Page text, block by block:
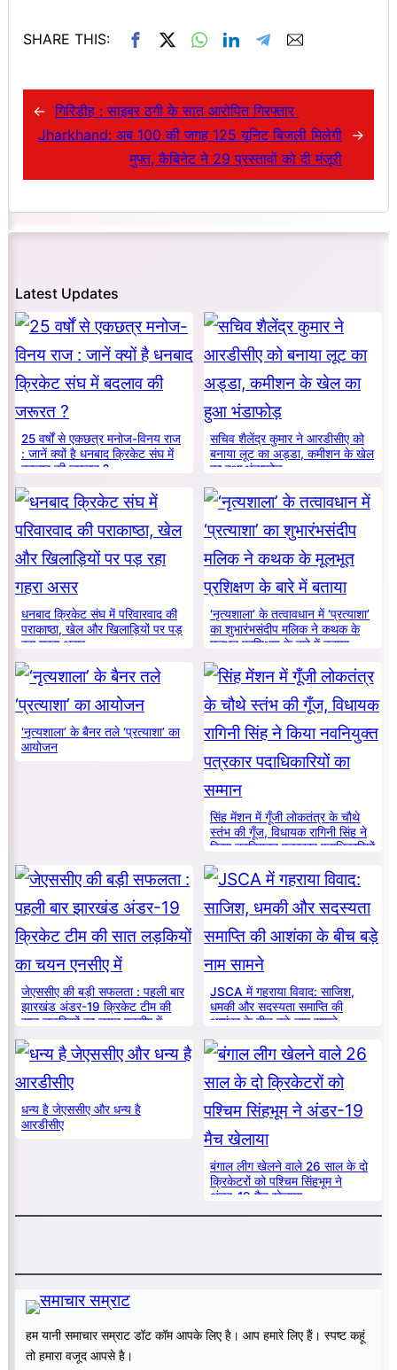
SHARE THIS:
← गिरिडीह : साइबर ठगी के सात आरोपित गिरफ्तार
Jharkhand: अब 100 की जगह 125 यूनिट बिजली मिलेगी
मुफ्त, कैबिनेट ने 29 प्रस्तावों को दी मंजूरी
→
Latest Updates
25 वर्षों से एकछत्र मनोज-विनय राज
: जानें क्यों है धनबाद क्रिकेट संघ में
बदलाव की जरूरत ?
सचिव शैलेंद्र कुमार ने आरडीसीए को
बनाया लूट का अड्डा, कमीशन के खेल
का हुआ भंडाफोड़
धनबाद क्रिकेट संघ में परिवारवाद की
पराकाष्ठा, खेल और खिलाड़ियों पर पड़
रहा गहरा असर
‘नृत्यशाला’ के तत्वावधान में ‘प्रत्याशा’
का शुभारंभसंदीप मलिक ने कथक के
मूलभूत प्रशिक्षण के बारे में बताया
‘नृत्यशाला’ के बैनर तले ‘प्रत्याशा’ का
आयोजन
सिंह मेंशन में गूँजी लोकतंत्र के चौथे
स्तंभ की गूँज, विधायक रागिनी सिंह ने
किया नवनियुक्त पत्रकार पदाधिकारियों
का सम्मान
जेएससीए की बड़ी सफलता : पहली बार
झारखंड अंडर-19 क्रिकेट टीम की
सात लड़कियों का चयन एनसीए में
JSCA में गहराया विवाद: साजिश,
धमकी और सदस्यता समाप्ति की
आशंका के बीच बड़े नाम सामने
धन्य है जेएससीए और धन्य है
आरडीसीए
बंगाल लीग खेलने वाले 26 साल के दो
क्रिकेटरों को पश्चिम सिंहभूम ने
अंडर-19 मैच खेलाया
हम यानी समाचार सम्राट डॉट कॉम आपके लिए है। आप हमारे लिए हैं। स्पष्ट कहूं
तो हमारा वजूद आपसे है।